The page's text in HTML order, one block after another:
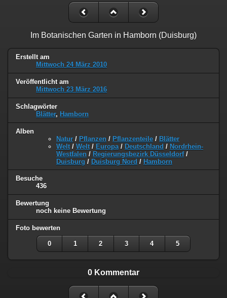
Im Botanischen Garten in Hamborn (Duisburg)
Erstellt am
Mittwoch 24 März 2010
Veröffentlicht am
Mittwoch 23 März 2016
Schlagwörter
Blätter, Hamborn
Alben
Natur / Pflanzen / Pflanzenteile / Blätter
Welt / Welt / Europa / Deutschland / Nordrhein-
Westfalen / Regierungsbezirk Düsseldorf/
Duisburg / Duisburg Nord / Hamborn
Besuche
436
Bewertung
noch keine Bewertung
Foto bewerten
0 1 2 3 4 5
0 Kommentar